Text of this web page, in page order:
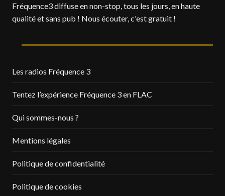
Fréquence3 diffuse en non-stop, tous les jours, en haute
qualité et sans pub ! Nous écouter, c'est gratuit !
Les radios Fréquence 3
Tentez l’expérience Fréquence 3 en FLAC
Qui sommes-nous ?
Mentions légales
Politique de confidentialité
Politique de cookies